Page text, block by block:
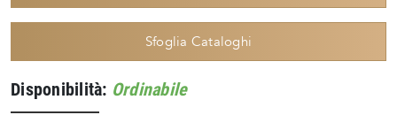
Sfoglia Cataloghi
Disponibilità: Ordinabile